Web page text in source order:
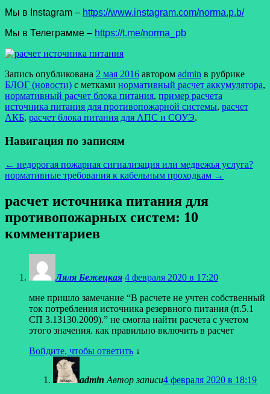
Мы в Instagram – https://www.instagram.com/norma.p.b/
Мы в Телеграмме – https://t.me/norma_pb
Запись опубликована 2 мая 2016 автором admin в рубрике
БЛОГ (новости) с метками нормативный расчет аккумулятора,
нормативный расчет блока питания, пример расчета
источника питания для противопожарной системы, расчет
АКБ, расчет блока питания для АПС и СОУЭ.
Навигация по записям
← недорогая пожарная сигнализация или медвежья услуга?
нормативные требования к кабельным проходкам →
расчет источника питания для
противопожарных систем: 10
комментариев
Ляля Бежецкая 4 февраля 2020 в 17:20
мне пришло замечание “В расчете не учтен собственный
ток потребления источника резервного питания (п.5.1
СП 3.13130.2009).” не смогла найти расчета с учетом
этого значения. как правильно включить в расчет
Войдите, чтобы ответить ↓
admin Автор записи4 февраля 2020 в 18:19